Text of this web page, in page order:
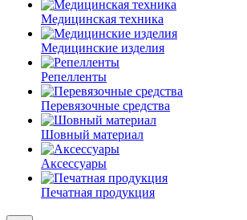
Медицинская техника
Медицинские изделия
Репелленты
Перевязочные средства
Шовный материал
Аксессуары
Печатная продукция